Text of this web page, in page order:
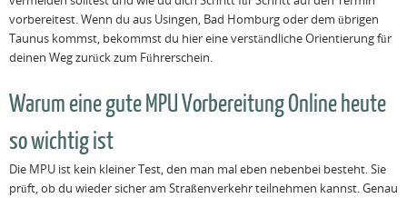
vorbereitest. Wenn du aus Usingen, Bad Homburg oder dem übrigen
Taunus kommst, bekommst du hier eine verständliche Orientierung für
deinen Weg zurück zum Führerschein.
Warum eine gute MPU Vorbereitung Online heute
so wichtig ist
Die MPU ist kein kleiner Test, den man mal eben nebenbei besteht. Sie
prüft, ob du wieder sicher am Straßenverkehr teilnehmen kannst. Genau